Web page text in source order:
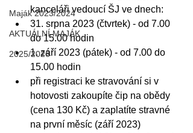
Maják 2023/2024
AKTUÁLNÍ MAJÁK
2025/2026
kanceláři vedoucí ŠJ ve dnech:
31. srpna 2023 (čtvrtek) - od 7.00
do 15.00 hodin
1. září 2023 (pátek) - od 7.00 do
15.00 hodin
při registraci ke stravování si v
hotovosti zakoupíte čip na obědy
(cena 130 Kč) a zaplatíte stravné
na první měsíc (září 2023)